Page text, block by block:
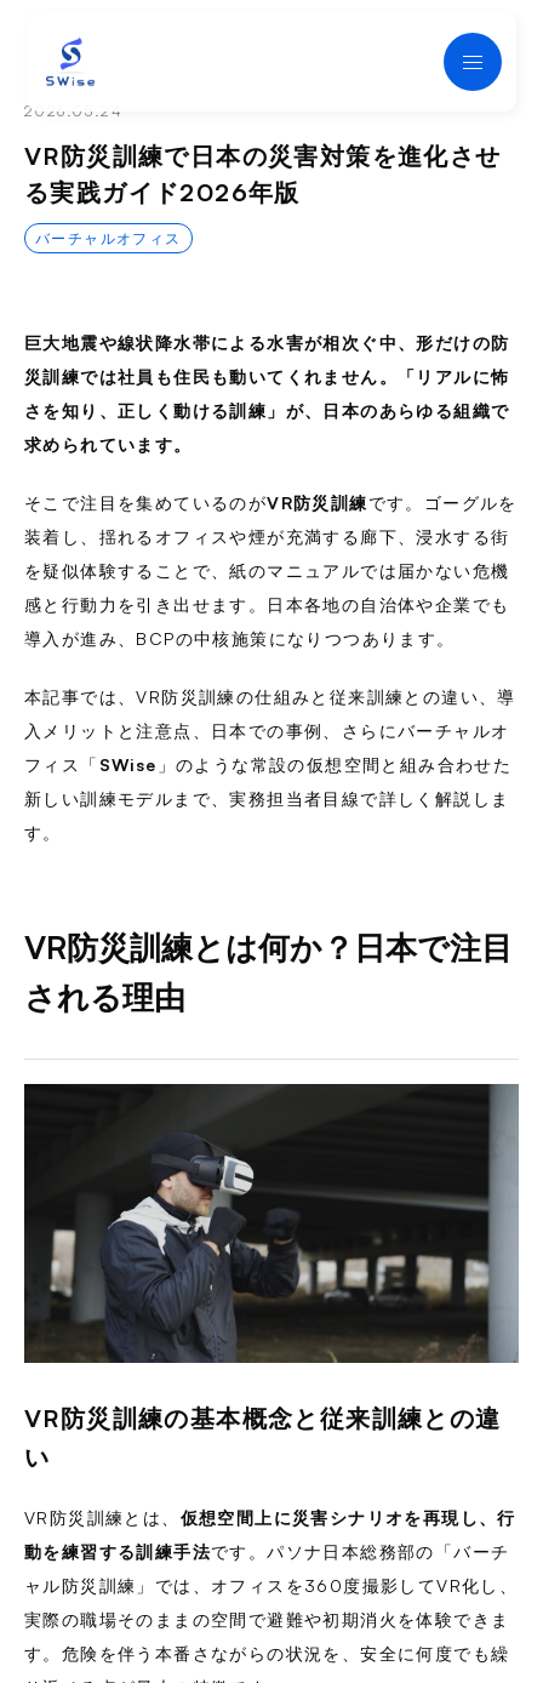
2026.05.24
VR防災訓練で日本の災害対策を進化させ
る実践ガイド2026年版
バーチャルオフィス
巨大地震や線状降水帯による水害が相次ぐ中、形だけの防
災訓練では社員も住民も動いてくれません。
「リアルに怖
さを知り、正しく動ける訓練」 が、日本のあらゆる組織で
求められています。
そこで注目を集めているのがVR防災訓練です。ゴーグルを
装着し、揺れるオフィスや煙が充満する廊下、浸水する街
を疑似体験することで、紙のマニュアルでは届かない危機
感と行動力を引き出せます。日本各地の自治体や企業でも
導入が進み、BCPの中核施策になりつつあります。
本記事では、VR防災訓練の仕組みと従来訓練との違い、導
入メリットと注意点、日本での事例、さらにバーチャルオ
フィス「 SWise 」のような常設の仮想空間と組み合わせた
新しい訓練モデルまで、実務担当者目線で詳しく解説しま
す。
VR防災訓練とは何か？日本で注目
される理由
VR防災訓練の基本概念と従来訓練との違
い
VR防災訓練とは、 仮想空間上に災害シナリオを再現し、行
動を練習する訓練手法です。パソナ日本総務部の「バーチ
ャル防災訓練」では、オフィスを360度撮影してVR化し、
実際の職場そのままの空間で避難や初期消火を体験できま
す。危険を伴う本番さながらの状況を、安全に何度でも繰